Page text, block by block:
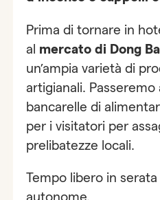
Prima di tornare in
al mercato di Dong Ba
un’ampia varietà di
artigianali.
bancarelle di
per i visitatori per
prelibatezze locali.
Tempo libero in
autonome.